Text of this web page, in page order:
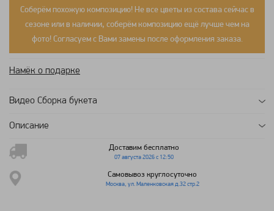
Соберём похожую композицию! Не все цветы из состава сейчас в
сезоне или в наличии, соберём композицию ещё лучше чем на
фото! Согласуем с Вами замены после оформления заказа.
Намёк о подарке
Видео Сборка букета
Описание
Доставим бесплатно
07 августа 2026 с 12:50
Самовывоз круглосуточно
Москва, ул. Маленковская д.32 стр.2